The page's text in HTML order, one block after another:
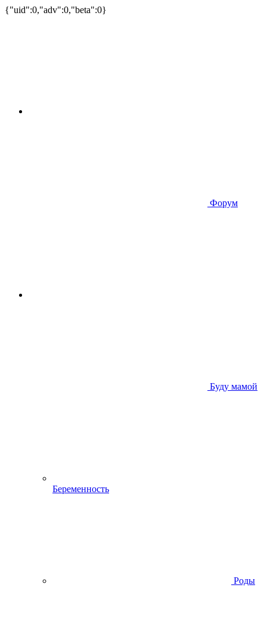
{"uid":0,"adv":0,"beta":0}
Форум
Буду мамой
Беременность
Роды